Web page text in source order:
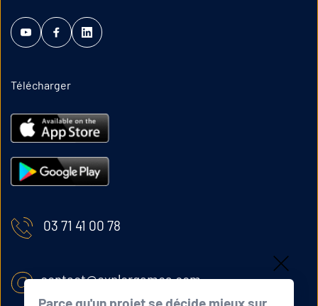
Télécharger
03 71 41 00 78
contact@explorgames.com